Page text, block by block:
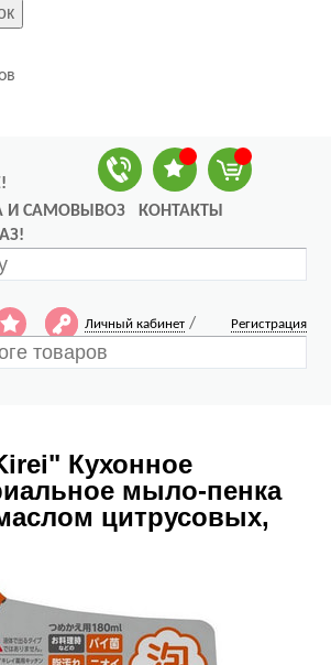
И САМОВЫВОЗ
КОНТАКТЫ
Личный кабинет / Регистрация
Кухонное
мыло-пенка
цитрусовых,